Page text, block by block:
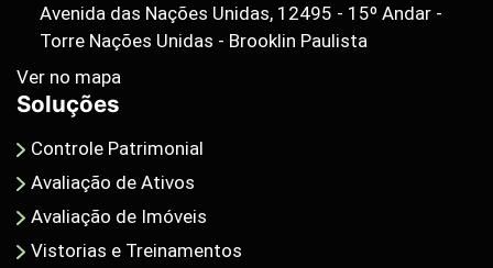
Avenida das Nações Unidas, 12495 - 15º Andar -
Torre Nações Unidas - Brooklin Paulista
Ver no mapa
Soluções
Controle Patrimonial
Avaliação de Ativos
Avaliação de Imóveis
Vistorias e Treinamentos